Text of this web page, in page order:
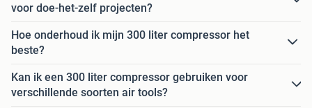
voor doe-het-zelf projecten?
Hoe onderhoud ik mijn 300 liter compressor het
beste?
Kan ik een 300 liter compressor gebruiken voor
verschillende soorten air tools?